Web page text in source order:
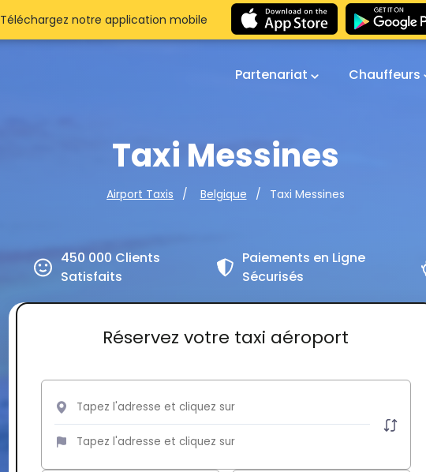
Partenariat Chauffeurs
Taxi Messines
Airport Taxis Belgique Taxi Messines
450 000 Clients
Satisfaits
Paiements en Ligne
Sécurisés
Réservez votre taxi aéroport
Téléchargez notre application mobile